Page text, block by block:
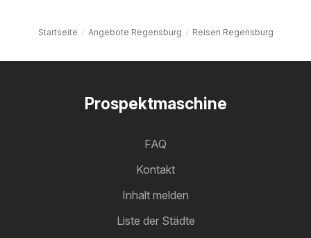
Startseite Angebote Regensburg Reisen Regensburg
Prospektmaschine
FAQ
Kontakt
Inhalt melden
Liste der Städte